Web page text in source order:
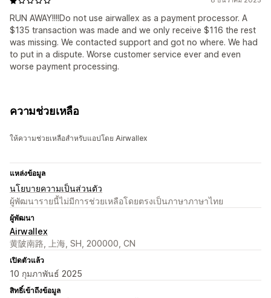
RUN AWAY!!!!Do not use airwallex as a payment processor. A
$135 transaction was made and we only receive $116 the rest
was missing. We contacted support and got no where. We had
to put in a dispute. Worse customer service ever and even
worse payment processing.
ความช่วยเหลือ
ให้ความช่วยเหลือสำหรับแอปโดย Airwallex
แหล่งข้อมูล
นโยบายความเป็นส่วนตัว
ผู้พัฒนารายนี้ไม่มีการช่วยเหลือโดยตรงเป็นภาษาภาษาไทย
ผู้พัฒนา
Airwallex
黄陂南路, 上海, SH, 200000, CN
เปิดตัวแล้ว
10 กุมภาพันธ์ 2025
สิทธิ์เข้าถึงข้อมูล